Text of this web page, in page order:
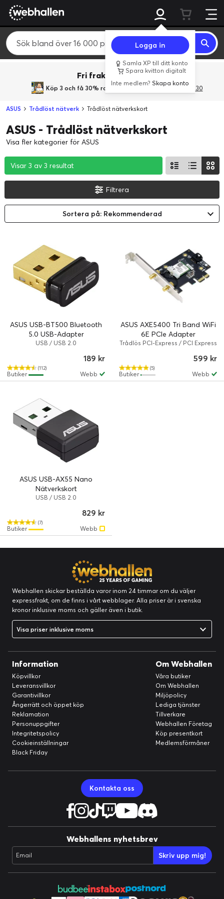
Logga in
Samla XP till ditt konto
Spara kvitton digitalt
Inte medlem?Skapa konto
Fri frakt över 800 kr.
Köp 3 och få 30% rabatt med rabattkoden 3Gives30
ASUS Trådlöst nätverk Trådlöst nätverkskort
ASUS - Trådlöst nätverkskort
Visa fler kategorier för ASUS
Visar 3 av 3 resultat
Visar 3 av 3 resultat
Visar 3 av 3 resultat
Filtrera
Sortera på: Rekommenderad
ASUS USB-BT500 Bluetooth
5.0 USB-Adapter
USB / USB 2.0
(112)
189 kr
Webb
Butiker
ASUS AXE5400 Tri Band WiFi
6E PCIe Adapter
Trådlös PCI-Express / PCI Express
(5)
599 kr
Webb
Butiker
ASUS USB-AX55 Nano
Nätverkskort
USB / USB 2.0
(7)
829 kr
Webb
Butiker
Webhallen skickar beställda varor inom 24 timmar om du väljer
expressfrakt, om de finns i vårt webblager. Alla priser är i svenska
kronor inklusive moms och gäller även i butik.
Visa priser inklusive moms
Information
Köpvillkor
Leveransvillkor
Garantivillkor
Ångerrätt och öppet köp
Reklamation
Personuppgifter
Integritetspolicy
Cookieinställningar
Black Friday
Om Webhallen
Våra butiker
Om Webhallen
Miljöpolicy
Lediga tjänster
Tillverkare
Webhallen Företag
Köp presentkort
Medlemsförmåner
Kontakta oss
Webhallens nyhetsbrev
Email Skriv upp mig!